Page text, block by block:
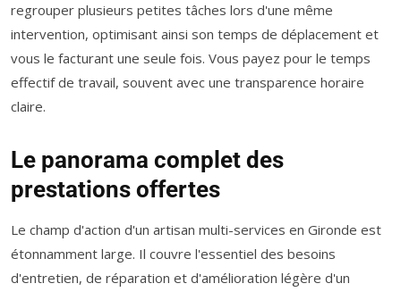
regrouper plusieurs petites tâches lors d'une même
intervention, optimisant ainsi son temps de déplacement et
vous le facturant une seule fois. Vous payez pour le temps
effectif de travail, souvent avec une transparence horaire
claire.
Le panorama complet des
prestations offertes
Le champ d'action d'un artisan multi-services en Gironde est
étonnamment large. Il couvre l'essentiel des besoins
d'entretien, de réparation et d'amélioration légère d'un